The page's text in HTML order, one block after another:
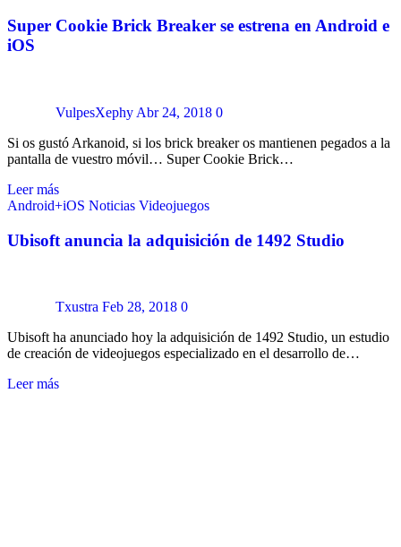
Super Cookie Brick Breaker se estrena en Android e
iOS
VulpesXephy Abr 24, 2018 0
Si os gustó Arkanoid, si los brick breaker os mantienen pegados a la
pantalla de vuestro móvil… Super Cookie Brick…
Leer más
Android+iOS Noticias Videojuegos
Ubisoft anuncia la adquisición de 1492 Studio
Txustra Feb 28, 2018 0
Ubisoft ha anunciado hoy la adquisición de 1492 Studio, un estudio
de creación de videojuegos especializado en el desarrollo de…
Leer más